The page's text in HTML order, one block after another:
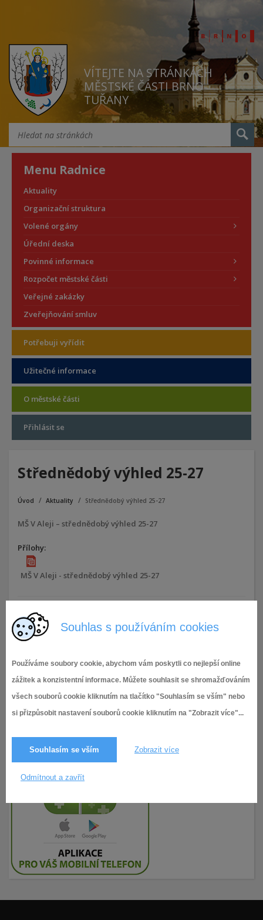
Souhlas s používáním cookies
Používáme soubory cookie, abychom vám poskytli co nejlepší online
zážitek a konzistentní informace. Můžete souhlasit se shromažďováním
všech souborů cookie kliknutím na tlačítko "Souhlasím se vším" nebo
si přizpůsobit nastavení souborů cookie kliknutím na "Zobrazit více"...
Souhlasím se vším Zobrazit více
Odmítnout a zavřít
VÍTEJTE NA STRÁNKÁCH
MĚSTSKÉ ČÁSTI BRNO
TUŘANY
Menu Radnice
Aktuality
Organizační struktura
Volené orgány
Úřední deska
Povinné informace
Rozpočet městské části
Veřejné zakázky
Zveřejňování smluv
Potřebuji vyřídit
Užitečné informace
O městské části
Přihlásit se
Střednědobý výhled 25-27
Úvod Aktuality Střednědobý výhled 25-27
MŠ V Aleji – střednědobý výhled 25-27
Přílohy:
MŠ V Aleji - střednědobý výhled 25-27
Aleji